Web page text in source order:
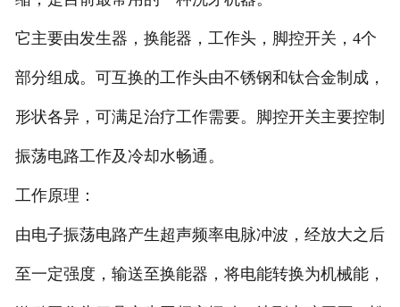
它主要由发生器，换能器，工作头，脚控开关，4个
部分组成。可互换的工作头由不锈钢和钛合金制成，
形状各异，可满足治疗工作需要。脚控开关主要控制
振荡电路工作及冷却水畅通。
工作原理：
由电子振荡电路产生超声频率电脉冲波，经放大之后
至一定强度，输送至换能器，将电能转换为机械能，